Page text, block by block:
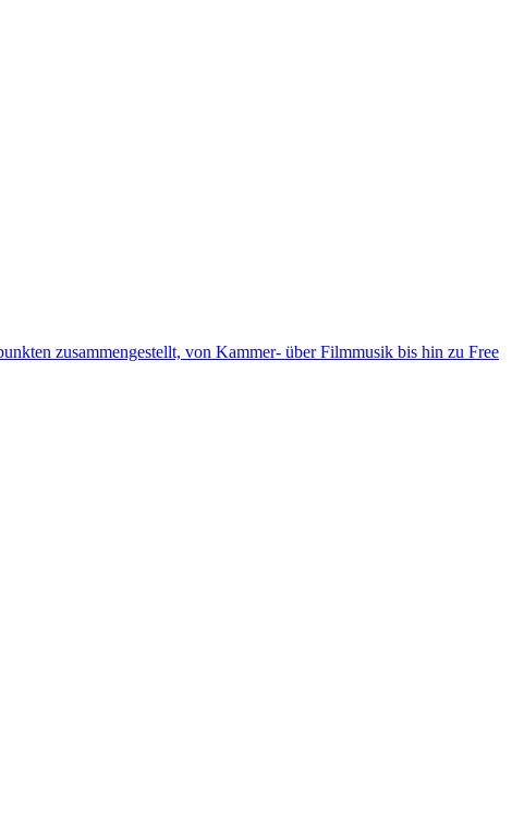
zusammengestellt, von Kammer- über Filmmusik bis hin zu Free